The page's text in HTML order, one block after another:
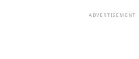
ADVERTISEMENT